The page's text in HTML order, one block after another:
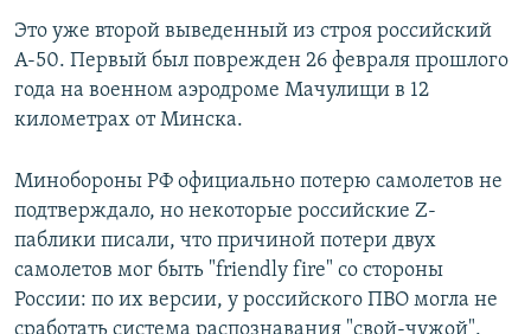
Это уже второй выведенный из строя российский
А-50. Первый был поврежден 26 февраля прошлого
года на военном аэродроме Мачулищи в 12
километрах от Минска.
Минобороны РФ официально потерю самолетов не
подтверждало, но некоторые российские Z-
паблики писали, что причиной потери двух
самолетов мог быть "friendly fire" со стороны
России: по их версии, у российского ПВО могла не